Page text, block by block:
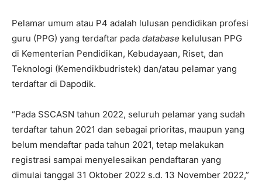
Pelamar umum atau P4 adalah lulusan pendidikan profesi
guru (PPG) yang terdaftar pada database kelulusan PPG
di Kementerian Pendidikan, Kebudayaan, Riset, dan
Teknologi (Kemendikbudristek) dan/atau pelamar yang
terdaftar di Dapodik.
“Pada SSCASN tahun 2022, seluruh pelamar yang sudah
terdaftar tahun 2021 dan sebagai prioritas, maupun yang
belum mendaftar pada tahun 2021, tetap melakukan
registrasi sampai menyelesaikan pendaftaran yang
dimulai tanggal 31 Oktober 2022 s.d. 13 November 2022,”